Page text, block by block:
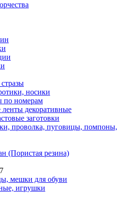
носики
по номерам
декоративные
заготовки
проволка, пуговицы, помпоны,
(Пористая резина)
мешки для обуви
игрушки